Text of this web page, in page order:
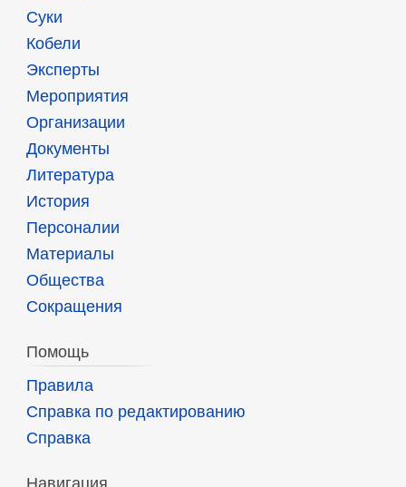
Суки
Кобели
Эксперты
Мероприятия
Организации
Документы
Литература
История
Персоналии
Материалы
Общества
Сокращения
Помощь
Правила
Справка по редактированию
Справка
Навигация